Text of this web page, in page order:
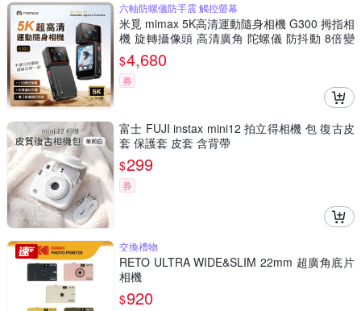
六軸防螺儀防手震 觸控螢幕
米覓 mimax 5K高清運動隨身相機 G300 拇指相
機 旋轉攝像頭 高清廣角 陀螺儀 防抖動 8倍變
焦 sport cam
$4,680
券
富士 FUJI instax mini12 拍立得相機 包 復古皮
套 保護套 皮套 含背帶
$299
券
交換禮物
RETO ULTRA WIDE&SLIM 22mm 超廣角底片
相機
$920